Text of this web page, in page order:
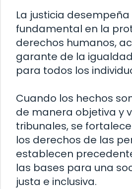
La justicia
fundamental en la
derechos humanos,
garante de la
para todos los
Cuando los hechos
de manera objetiva y
tribunales, se
los derechos de las
establecen
las bases para una
justa e inclusiva.